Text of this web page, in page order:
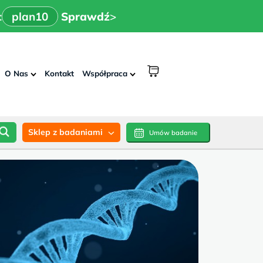
plan10 Sprawdź>
Sprawdź>
O Nas Kontakt Współpraca
Sklep z badaniami Umów badanie